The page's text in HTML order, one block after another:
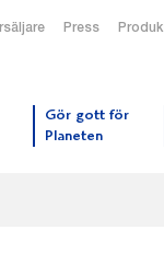
Press
Gör gott för
Planeten